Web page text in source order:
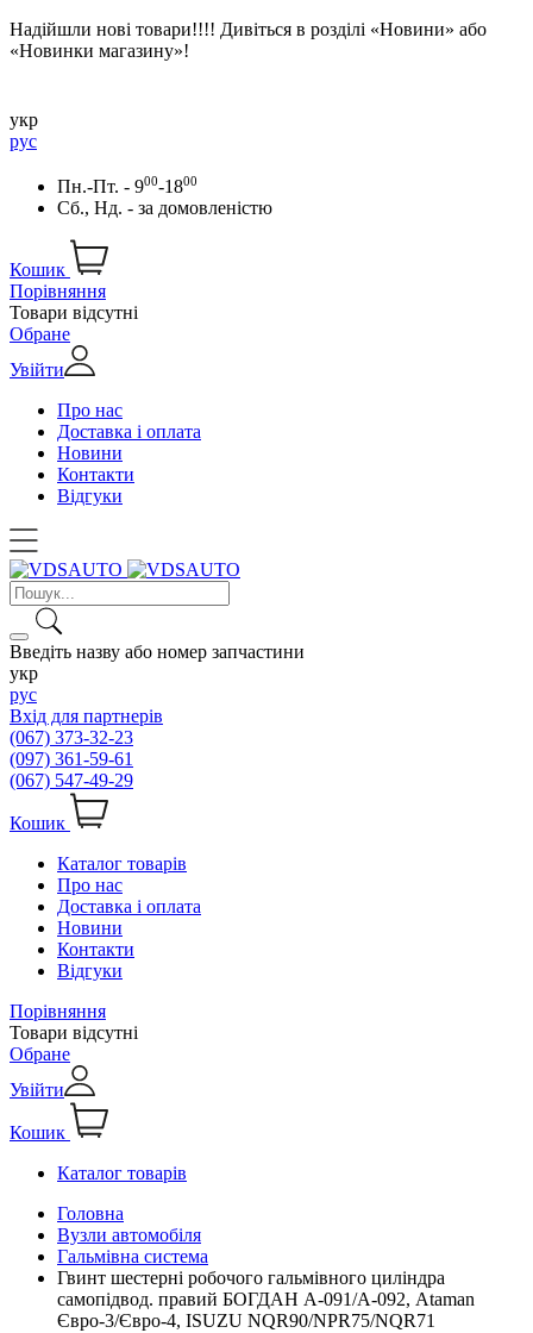
Надійшли нові товари!!!! Дивіться в розділі «Новини» або
«Новинки магазину»!
укр
рус
Пн.-Пт. - 900-1800
Сб., Нд. - за домовленістю
Кошик
Порівняння
Товари відсутні
Обране
Увійти
Про нас
Доставка і оплата
Новини
Контакти
Відгуки
Введіть назву або номер запчастини
укр
рус
Вхід для партнерів
(067) 373-32-23
(097) 361-59-61
(067) 547-49-29
Кошик
Каталог товарів
Про нас
Доставка і оплата
Новини
Контакти
Відгуки
Порівняння
Товари відсутні
Обране
Увійти
Кошик
Каталог товарів
Головна
Вузли автомобіля
Гальмівна система
Гвинт шестерні робочого гальмівного циліндра
самопідвод. правий БОГДАН А-091/А-092, Ataman
Євро-3/Євро-4, ISUZU NQR90/NPR75/NQR71